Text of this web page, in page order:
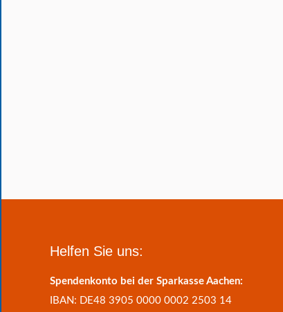
Helfen Sie uns:
Spendenkonto bei der Sparkasse Aachen:
IBAN: DE48 3905 0000 0002 2503 14